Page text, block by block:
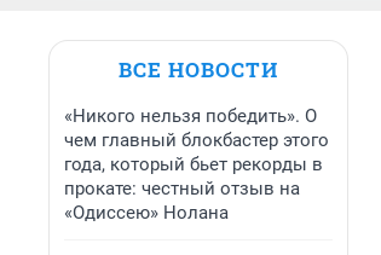
ВСЕ НОВОСТИ
«Никого нельзя победить». О
чем главный блокбастер этого
года, который бьет рекорды в
прокате: честный отзыв на
«Одиссею» Нолана